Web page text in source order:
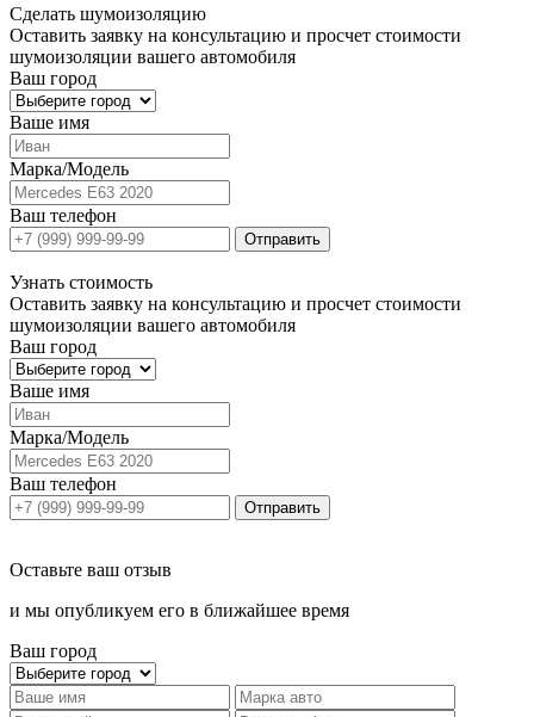
Сделать шумоизоляцию
Оставить заявку на консультацию и просчет стоимости
шумоизоляции вашего автомобиля
Ваш город
Ваше имя
Марка/Модель
Ваш телефон
Отправить
Узнать стоимость
Оставить заявку на консультацию и просчет стоимости
шумоизоляции вашего автомобиля
Ваш город
Ваше имя
Марка/Модель
Ваш телефон
Отправить
Оставьте ваш отзыв
и мы опубликуем его в ближайшее время
Ваш город